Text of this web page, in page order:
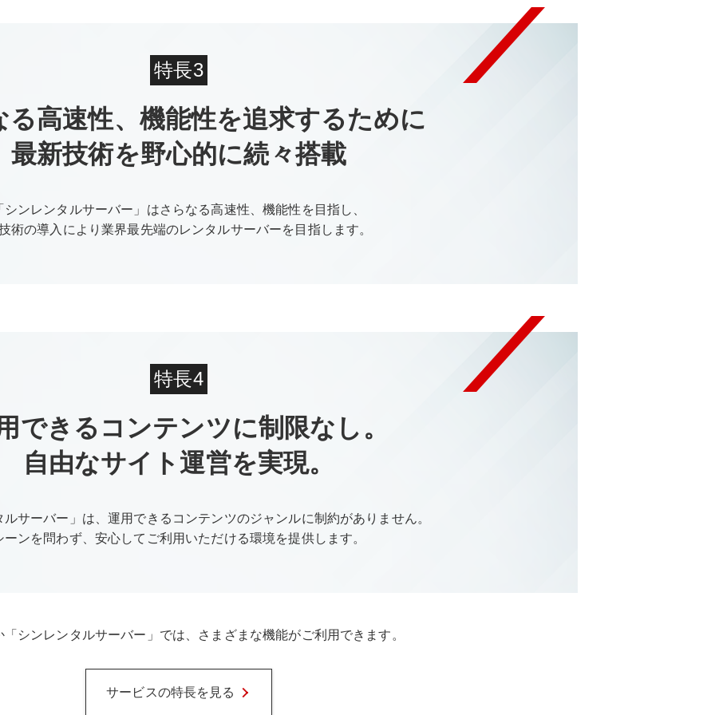
特長3
る高速性、機能性を追求するために
最新技術を野心的に続々搭載
シンレンタルサーバー」はさらなる高速性、機能性を目指し、
術の導入により業界最先端のレンタルサーバーを目指します。
特長4
できるコンテンツに制限なし。
自由なサイト運営を実現。
サーバー」は、運用できるコンテンツのジャンルに制約がありません。
ーンを問わず、安心してご利用いただける環境を提供します。
「シンレンタルサーバー」では、さまざまな機能がご利用できます。
サービスの特長を見る